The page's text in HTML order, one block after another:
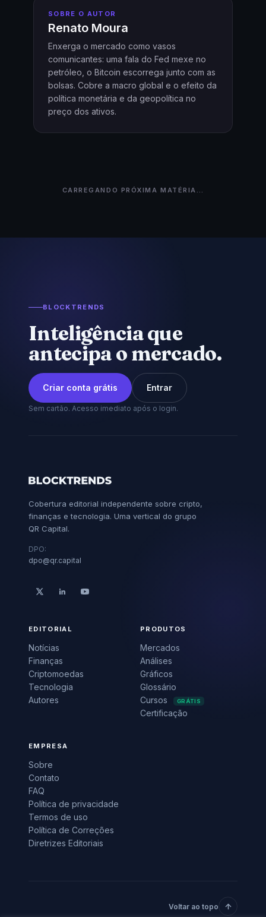
SOBRE O AUTOR
Renato Moura
Enxerga o mercado como vasos
comunicantes: uma fala do Fed mexe no
petróleo, o Bitcoin escorrega junto com as
bolsas. Cobre a macro global e o efeito da
política monetária e da geopolítica no
preço dos ativos.
Payroll fraco muda
jogo para o Bitcoin: o
que esperar agora
Dado de emprego nos EUA
surpreendeu para baixo, reduziu
impacto no cripto.
PorRenato Moura·8 ago 2026
Foto: Rafael Minguet Delgado / Unsplash
O
relatório de emprego dos Estados
projetava. A abertura de vagas ficou abaixo
das expectativas, e revisões dos meses
anteriores reforçaram um quadro de
desaceleração no mercado de trabalho
americano. Para quem acompanha
criptomoedas, o dado importa por um